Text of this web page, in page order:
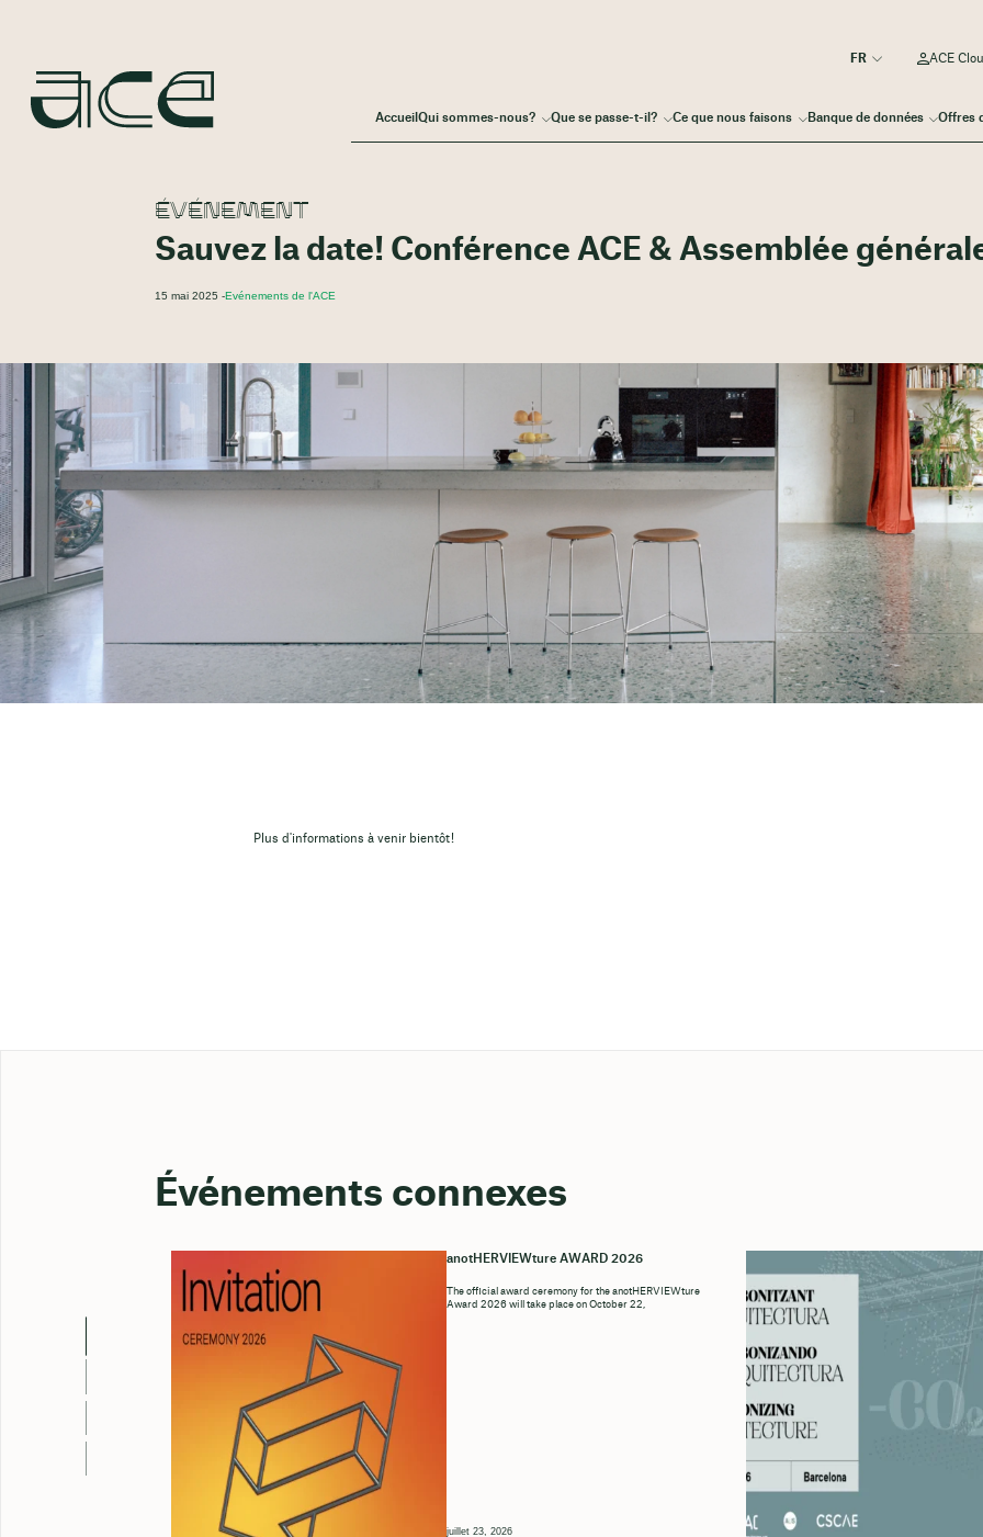
AccueilQui sommes-nous? Que se passe-t-il? Ce que nous faisons Banque de données Offres
ACE
ÉVÉNEMENT
Sauvez la date! Conférence ACE & Assemblée
15 mai 2025 -Evénements de l'ACE
Plus d'informations à venir bientôt!
Événements connexes
anotHERVIEWture AWARD 2026
The official award ceremony for the anotHERVIEWture
Award 2026 will take place on October 22,
juillet 23, 2026